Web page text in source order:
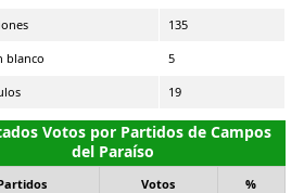
135
blanco 5
19
Votos por Partidos de Campos
del Paraíso
Votos %